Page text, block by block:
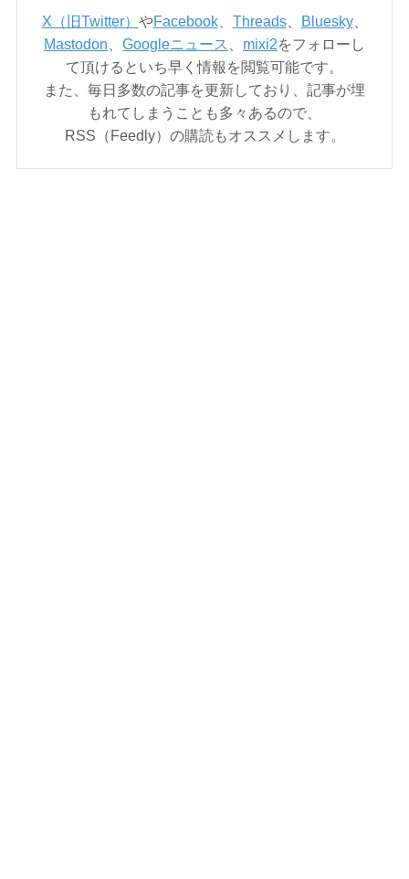
X（旧Twitter） やFacebook、 Threads、 Bluesky、
Mastodon
Googleニュース mixi2をフォローし
て頂けるといち早く情報を閲覧可能です。
また、毎日多数の記事を更新しており、記事が埋
もれてしまうことも多々あるので、
RSS（Feedly）の購読もオススメします。